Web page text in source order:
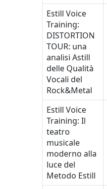
Estill Voice
Training:
DISTORTION
TOUR: una
analisi Astill
delle Qualità
Vocali del
Rock&Metal
Estill Voice
Training: Il
teatro
musicale
moderno alla
luce del
Metodo Estill